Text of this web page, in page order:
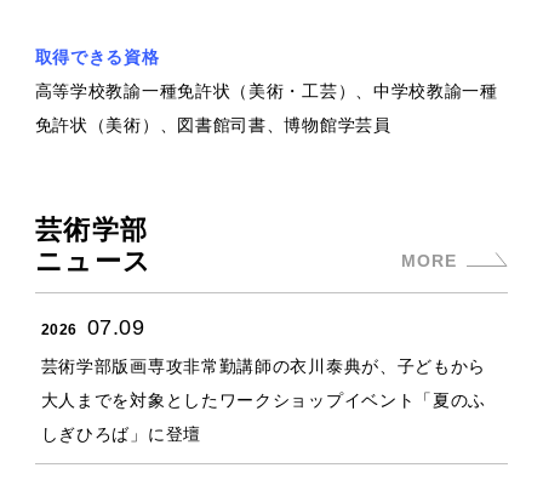
取得できる資格
高等学校教諭一種免許状（美術・工芸）、中学校教諭一種
免許状（美術）、図書館司書、博物館学芸員
芸術学部
ニュース
MORE
2026 07.09
芸術学部版画専攻非常勤講師の衣川泰典が、子どもから
大人までを対象としたワークショップイベント「夏のふ
しぎひろば」に登壇